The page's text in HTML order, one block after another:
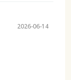
2026-06-14